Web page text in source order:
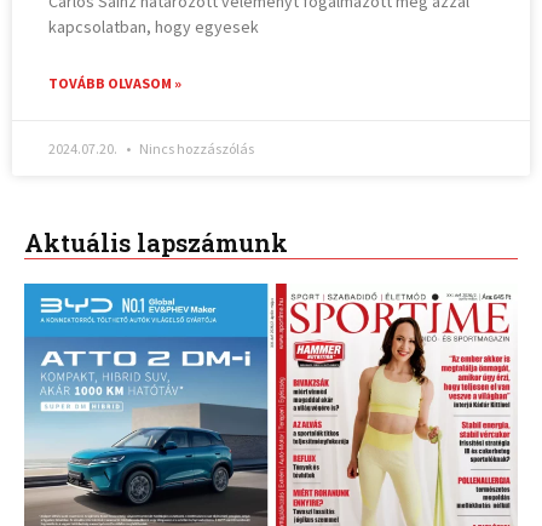
kapcsolatban, hogy egyesek
TOVÁBB OLVASOM »
2024.07.20. Nincs hozzászólás
Aktuális lapszámunk